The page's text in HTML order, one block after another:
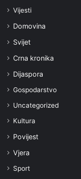
Vijesti
Domovina
Svijet
Crna kronika
Dijaspora
Gospodarstvo
Uncategorized
Kultura
Povijest
Vjera
Sport